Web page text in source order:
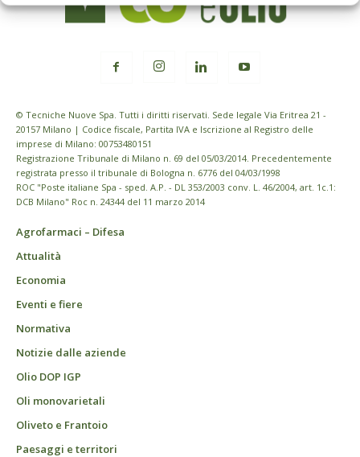
© Tecniche Nuove Spa. Tutti i diritti riservati. Sede legale Via Eritrea 21 -
20157 Milano | Codice fiscale, Partita IVA e Iscrizione al Registro delle
imprese di Milano: 00753480151
Registrazione Tribunale di Milano n. 69 del 05/03/2014. Precedentemente
registrata presso il tribunale di Bologna n. 6776 del 04/03/1998
ROC "Poste italiane Spa - sped. A.P. - DL 353/2003 conv. L. 46/2004, art. 1c.1:
DCB Milano" Roc n. 24344 del 11 marzo 2014
Agrofarmaci – Difesa
Attualità
Economia
Eventi e fiere
Normativa
Notizie dalle aziende
Olio DOP IGP
Oli monovarietali
Oliveto e Frantoio
Paesaggi e territori